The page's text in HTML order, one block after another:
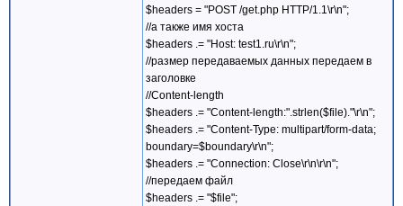
$headers = "POST /get.php HTTP/1.1\r\n";
//а также имя хоста
$headers .= "Host: test1.ru\r\n";
//размер передаваемых данных передаем в
заголовке
//Content-length
$headers .= "Content-length:".strlen($file)."\r\n";
$headers .= "Content-Type: multipart/form-data;
boundary=$boundary\r\n";
$headers .= "Connection: Close\r\n\r\n";
//передаем файл
$headers .= "$file";